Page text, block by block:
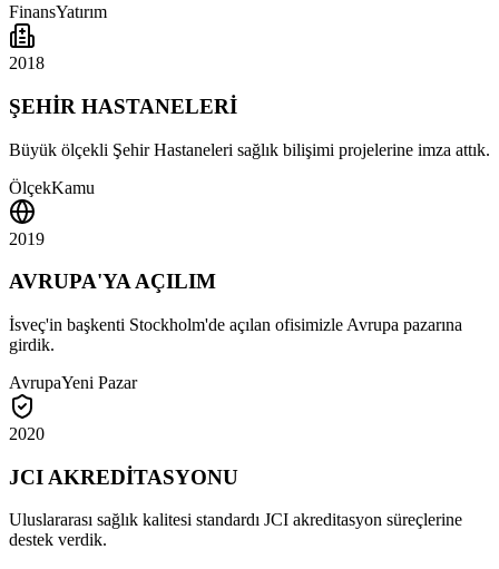
FinansYatırım
2018
ŞEHİR HASTANELERİ
Büyük ölçekli Şehir Hastaneleri sağlık bilişimi projelerine imza attık.
ÖlçekKamu
2019
AVRUPA'YA AÇILIM
İsveç'in başkenti Stockholm'de açılan ofisimizle Avrupa pazarına
girdik.
AvrupaYeni Pazar
2020
JCI AKREDİTASYONU
Uluslararası sağlık kalitesi standardı JCI akreditasyon süreçlerine
destek verdik.